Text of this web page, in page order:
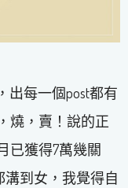
出每一個post都有
燒，賣！說的正
已獲得7萬幾關
溝到女，我覺得自